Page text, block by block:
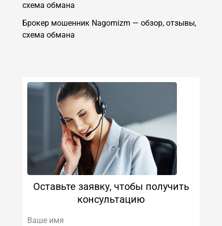
схема обмана
Брокер мошенник Nagomizm — обзор, отзывы,
схема обмана
Оставьте заявку, чтобы получить
консультацию
Ваше имя